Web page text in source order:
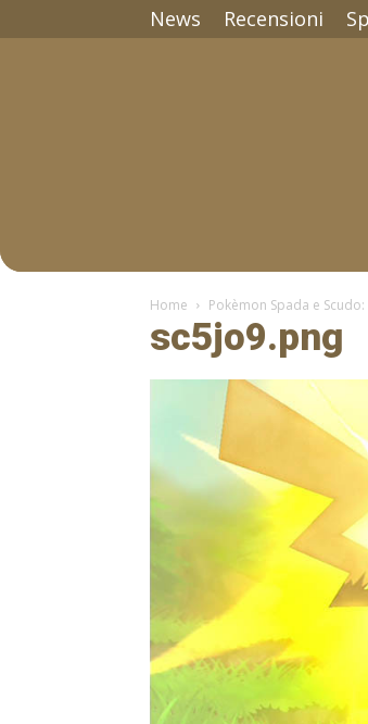
News Recensioni
Home Pokèmon Spada e
sc5jo9.png